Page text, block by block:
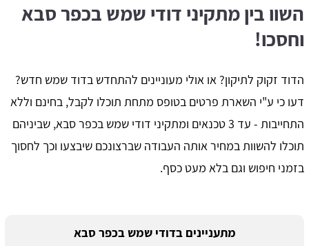
השוו בין מתקיני דודי שמש בכפר סבא
וחסכו!
הדוד זקוק לתיקון? או אולי מעוניינים להתחדש בדוד שמש חדש?
דעו כי ע"י השארת פרטים בטופס מתחת תוכלו לקבל, בחינם וללא
התחייבות - עד 3 טכנאים ומתקיני דודי שמש בכפר סבא, שביניהם
תוכלו להשוות במחיר אותה העבודה שברצונכם שיבצעו וכך לחסוך
בזמני חיפוש וגם בלא מעט כסף.
מתעניינים בדודי שמש בכפר סבא